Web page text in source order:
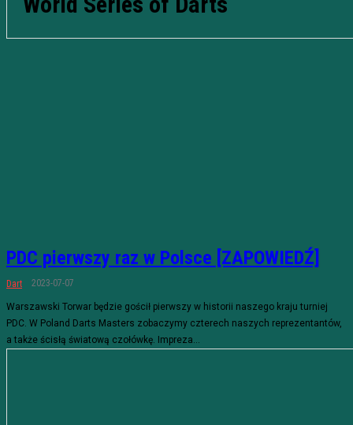
PDC pierwszy raz w Polsce [ZAPOWIEDŹ]
Dart 2023-07-07
Warszawski Torwar będzie gościł pierwszy w historii naszego kraju turniej
PDC. W Poland Darts Masters zobaczymy czterech naszych reprezentantów,
a także ścisłą światową czołówkę. Impreza...